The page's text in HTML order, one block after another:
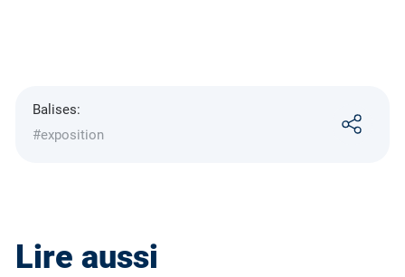
Balises:
#exposition
Lire aussi